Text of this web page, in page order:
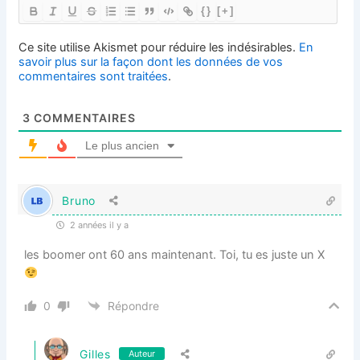
{} [+]
Ce site utilise Akismet pour réduire les indésirables. En
savoir plus sur la façon dont les données de vos
commentaires sont traitées.
3 COMMENTAIRES
Le plus ancien
Bruno
2 années il y a
les boomer ont 60 ans maintenant. Toi, tu es juste un X
0 Répondre
Gilles Auteur